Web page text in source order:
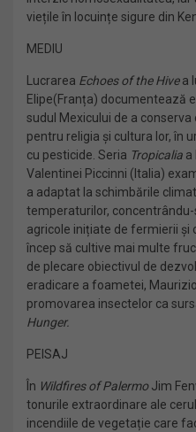
viețile în locuințe sigure din
MEDIU
Lucrarea Echoes of the Hivea
Elipe(Franța) documentează
sudul Mexicului de a
pentru religia și cultura lor, în
cu pesticide. Seria Tropicalia a
Valentinei Piccinni (Italia)
a adaptat la schimbările
temperaturilor,
agricole inițiate de fermierii și
încep să cultive mai multe
de plecare obiectivul de
eradicare a foametei,
promovarea insectelor ca
Hunger.
PEISAJ
În Wildfires of PalermoJim
tonurile extraordinare ale
incendiile de vegetație care